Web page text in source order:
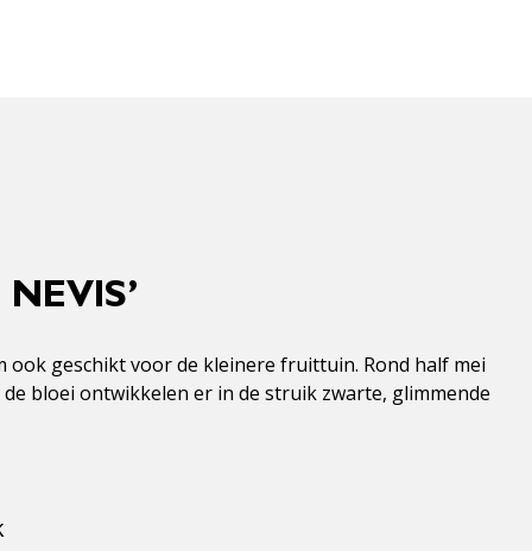
ook geschikt voor de kleinere fruittuin. Rond half mei
bloei ontwikkelen er in de struik zwarte, glimmende